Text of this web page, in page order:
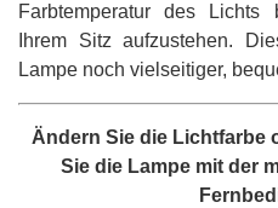
Farbtemperatur des
Ihrem Sitz aufzustehen.
Lampe noch vielseitiger,
Ändern Sie die Lichtfarbe
Sie die Lampe mit der